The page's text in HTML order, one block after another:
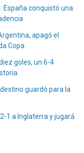
España conquistó una
apagó el
Copa
goles, un 6-4
guardó para la
1 a Inglaterra y jugará